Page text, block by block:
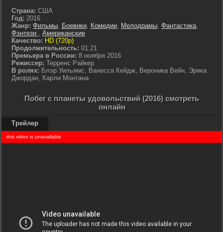
Страна: США
Год: 2016
Жанр: Фильмы, Боевики, Комедии, Мелодрамы, Фантастика,
Фэнтези , Американские
Качество: HD (720p)
Продолжительность: 01:21
Премьера в России: 8 ноября 2016
Режиссер: Терренс Райкер
В ролях: Блэр Уильямс, Ванесса Кейдж, Вероника Вейн, Эрика
Джордан, Карли Монтана
Побег с планеты удовольствий (2016) смотреть
онлайн
Трейлер